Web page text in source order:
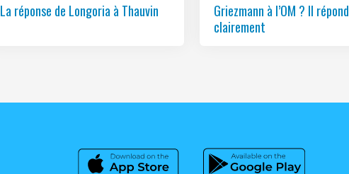
La réponse de Longoria à Thauvin
Griezmann à l’OM ? Il répond
clairement